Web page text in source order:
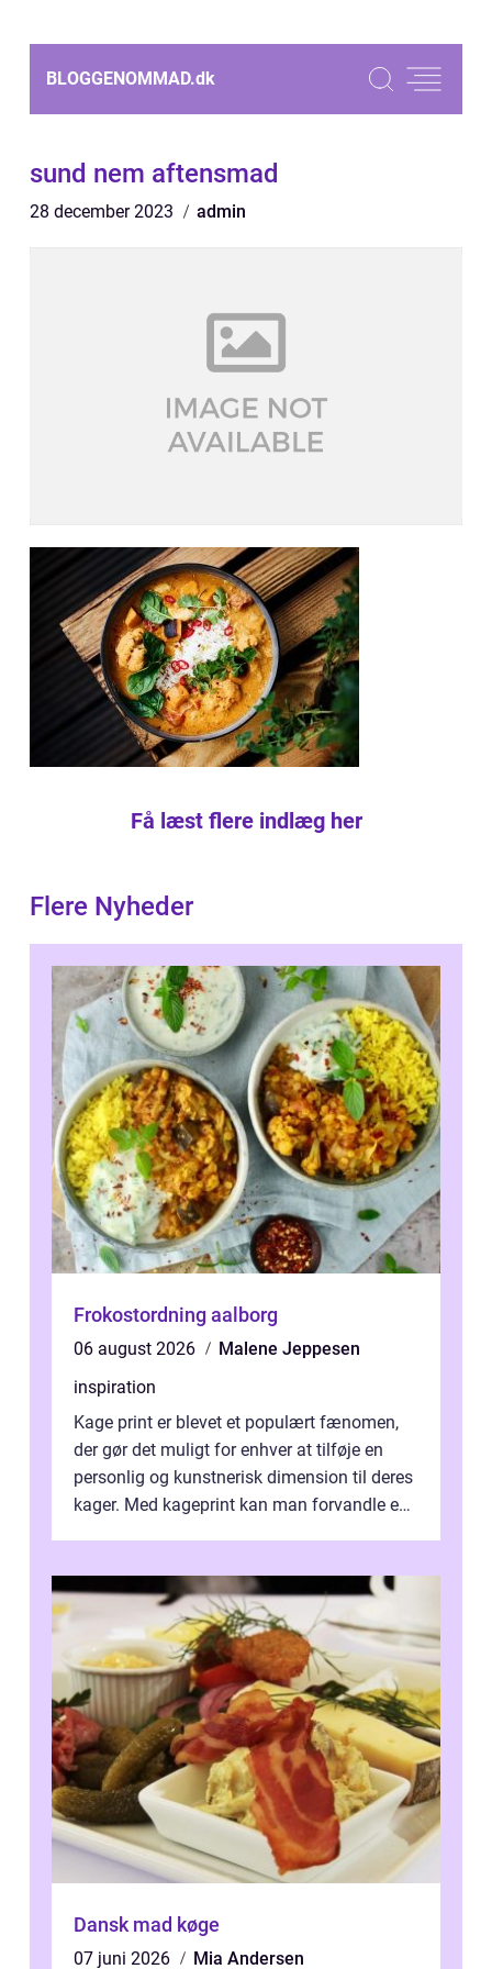
BLOGGENOMMAD.dk
sund nem aftensmad
28 december 2023 admin
Få læst flere indlæg her
Flere Nyheder
Frokostordning aalborg
06 august 2026
Malene Jeppesen
inspiration
Kage print er blevet et populært fænomen,
der gør det muligt for enhver at tilføje en
personlig og kunstnerisk dimension til deres
kager. Med kageprint kan man forvandle en
Dansk mad køge
07 juni 2026 Mia Andersen